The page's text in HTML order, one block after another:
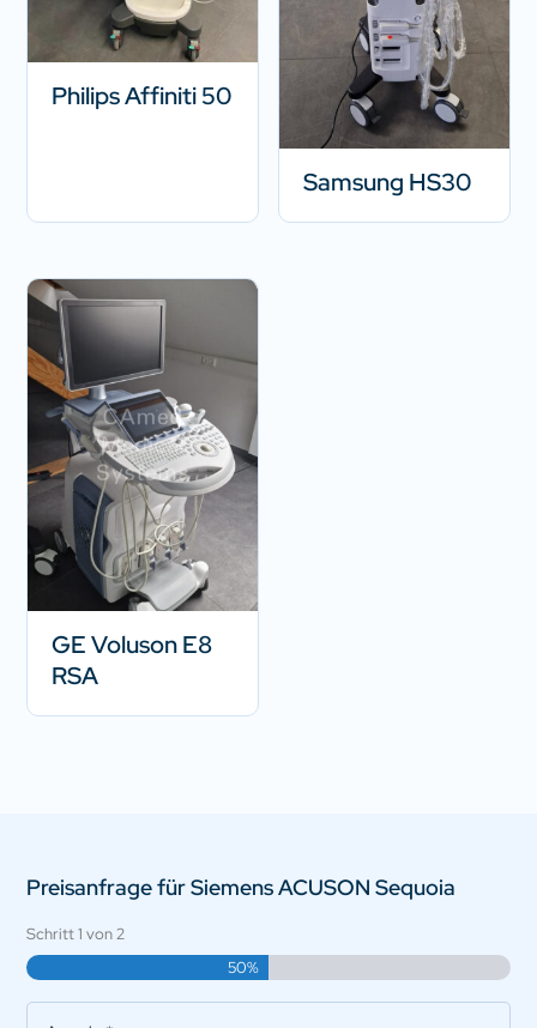
Philips Affiniti 50
Samsung HS30
GE Voluson E8
RSA
Preisanfrage für Siemens ACUSON Sequoia
Schritt1 von2
50%
Anrede